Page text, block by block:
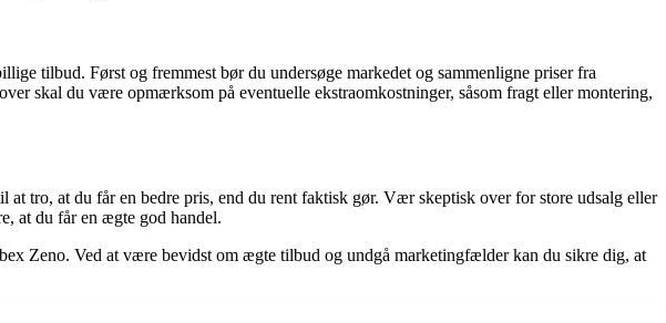
tilbud. Først og fremmest bør du undersøge markedet og sammenligne priser fra
skal du være opmærksom på eventuelle ekstraomkostninger, såsom fragt eller montering,
tro, at du får en bedre pris, end du rent faktisk gør. Vær skeptisk over for store udsalg eller
at du får en ægte god handel.
Zeno. Ved at være bevidst om ægte tilbud og undgå marketingfælder kan du sikre dig, at